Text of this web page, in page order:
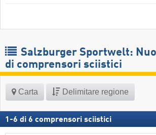
Salzburger Sportwelt:
di comprensori sciistici
Carta Delimitare regione
1 -6 di 6 comprensori sciistici